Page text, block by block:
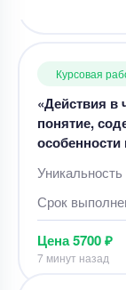
Цена5700 ₽
Курсовая
Уникальность
Срок
Курсовая
Курсовая